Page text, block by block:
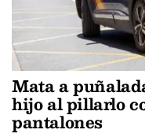
Mata a
hijo al pillarlo
pantalones